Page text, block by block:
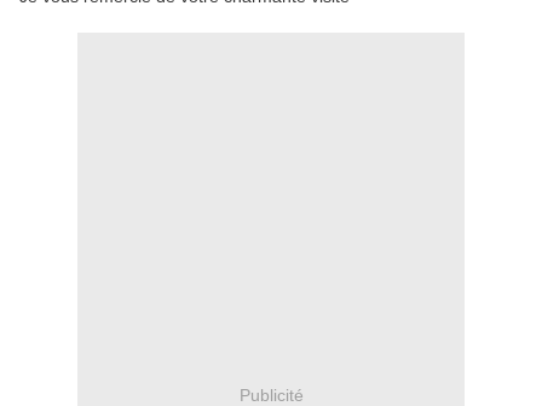
Publicité